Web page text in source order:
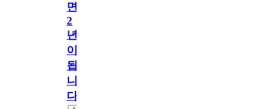
면
2
년
이
됩
니
다.